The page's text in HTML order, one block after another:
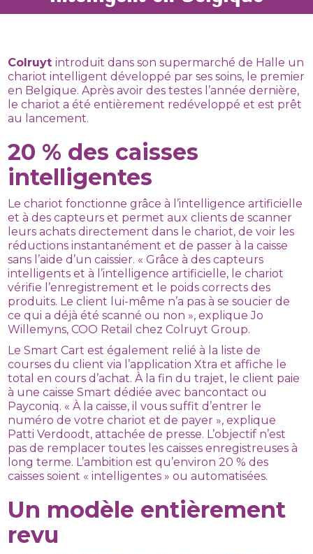
Colruytintroduit dans son supermarché de Halle un
chariot intelligent développé par ses soins, le premier
en Belgique. Après avoir des testes l’année dernière,
le chariot a été entièrement redéveloppé et est prêt
au lancement.
20 % des caisses
intelligentes
Le chariot fonctionne grâce à l’intelligence artificielle
et à des capteurs et permet aux clients de scanner
leurs achats directement dans le chariot, de voir les
réductions instantanément et de passer à la caisse
sans l’aide d’un caissier. « Grâce à des capteurs
intelligents et à l’intelligence artificielle, le chariot
vérifie l’enregistrement et le poids corrects des
produits. Le client lui-même n’a pas à se soucier de
ce qui a déjà été scanné ou non », explique Jo
Willemyns, COO Retail chez Colruyt Group.
Le Smart Cart est également relié à la liste de
courses du client via l’application Xtra et affiche le
total en cours d’achat. À la fin du trajet, le client paie
à une caisse Smart dédiée avec bancontact ou
Payconiq. « À la caisse, il vous suffit d’entrer le
numéro de votre chariot et de payer », explique
Patti Verdoodt, attachée de presse. L’objectif n’est
pas de remplacer toutes les caisses enregistreuses à
long terme. L’ambition est qu’environ 20 % des
caisses soient « intelligentes » ou automatisées.
Un modèle entièrement
revu